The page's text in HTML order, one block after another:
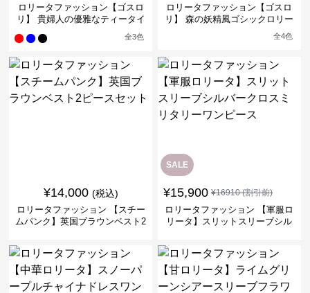
ロリータファッション【ゴスロ
リ】 貴婦人の優雅なティータイ
全3色
ロリータファッション【ゴスロ
リ】 森の妖精風ゴシックロリー
全4色
¥14,000 (税込)
ロリータファッション 【スチー
ムパンク】英国ブラウンベスト2
SALE
¥15,900 ¥16910(割引前)
ロリータファッション 【軍服ロ
リータ】スリットスリーブシル